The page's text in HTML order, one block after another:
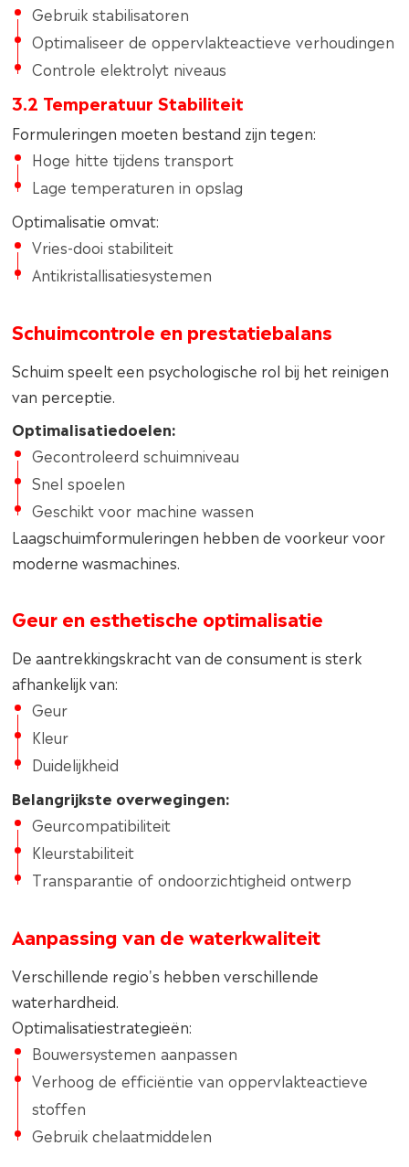
Gebruik stabilisatoren
Optimaliseer de oppervlakteactieve verhoudingen
Controle elektrolyt niveaus
3.2 Temperatuur Stabiliteit
Formuleringen moeten bestand zijn tegen:
Hoge hitte tijdens transport
Lage temperaturen in opslag
Optimalisatie omvat:
Vries-dooi stabiliteit
Antikristallisatiesystemen
Schuimcontrole en prestatiebalans
Schuim speelt een psychologische rol bij het reinigen
van perceptie.
Optimalisatiedoelen:
Gecontroleerd schuimniveau
Snel spoelen
Geschikt voor machine wassen
Laagschuimformuleringen hebben de voorkeur voor
moderne wasmachines.
Geur en esthetische optimalisatie
De aantrekkingskracht van de consument is sterk
afhankelijk van:
Geur
Kleur
Duidelijkheid
Belangrijkste overwegingen:
Geurcompatibiliteit
Kleurstabiliteit
Transparantie of ondoorzichtigheid ontwerp
Aanpassing van de waterkwaliteit
Verschillende regio's hebben verschillende
waterhardheid.
Optimalisatiestrategieën:
Bouwersystemen aanpassen
Verhoog de efficiëntie van oppervlakteactieve
stoffen
Gebruik chelaatmiddelen